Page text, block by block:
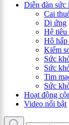
Diễn đàn sức
Cai
Dị ứng
Hệ tiêu
Hô hấp
Kiểm
Sức
Sức
Tim
Sức
Hoạt động
Video nổi bật